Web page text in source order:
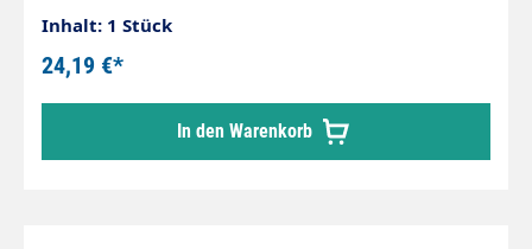
Inhalt: 1 Stück
24,19 €*
In den Warenkorb